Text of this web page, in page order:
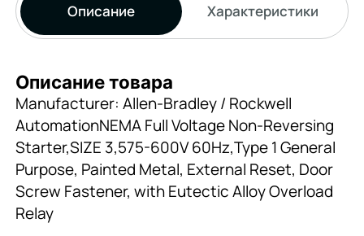
Описание Характеристики
Описание товара
Manufacturer: Allen-Bradley / Rockwell
AutomationNEMA Full Voltage Non-Reversing
Starter,SIZE 3,575-600V 60Hz,Type 1 General
Purpose, Painted Metal, External Reset, Door
Screw Fastener, with Eutectic Alloy Overload
Relay